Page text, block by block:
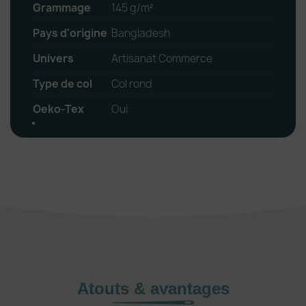
Grammage
145 g/m²
Pays d'origine Bangladesh
Univers
Artisanat Commerce
Type de col
Col rond
Oeko-Tex
Oui
Atouts & avantages